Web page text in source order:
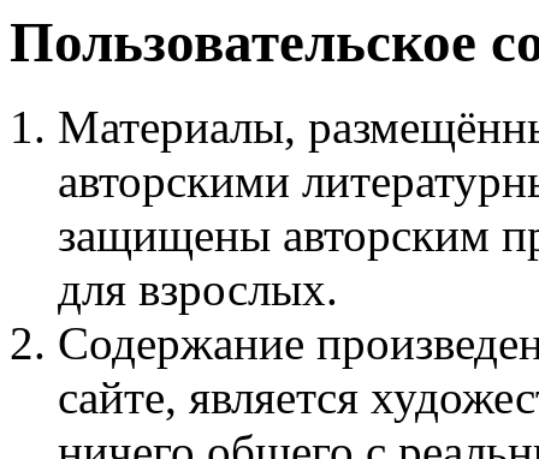
Пользовательское
Материалы,
авторскими
защищены авторским
для взрослых.
Содержание
сайте, является